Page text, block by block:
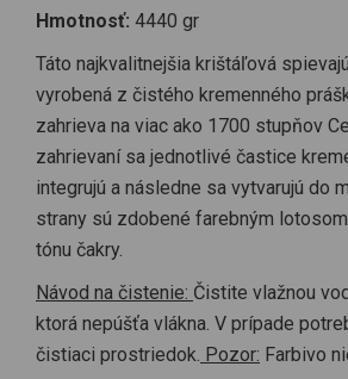
obežníky, aby nízkofrekvenčná energia
hmotných tiel, ktoré sa transformujú.
hlavných čakier predstavuje úroveň
štádium života, nazerané z perspektívy
existencie. Keď sú čakry otvorené a v
integrovaný systém, v ktorom je každá
ostatných, pokiaľ ide o optimálnu funkciu. 432 Hertzov (Hz):
Zvuk a hudba pozostávajú z vibrácií. Čím
za sekundu, tým vyšší je tón. Jednotkou
prirodzená "tónová výška" vesmíru. Ten
v matematike, na obežných dráhach
Všetka klasická hudba od Bacha,
zložená a pôvodne sa hrala pomocou
na 432 Hz. Takto je ladená aj naša séria
spievajúcich mís „432 Hz“. Tóny naladené
Hmotnosť: 4440 gr
Táto najkvalitnejšia krištáľová
vyrobená z čistého kremenného
zahrieva na viac ako 1700 stupňov
zahrievaní sa jednotlivé častice
integrujú a následne sa vytvarujú do
strany sú zdobené farebným
tónu čakry.
Návod na čistenie: Čistite vlažnou
ktorá nepúšťa vlákna. V prípade
čistiaci prostriedok. Pozor: Farbivo